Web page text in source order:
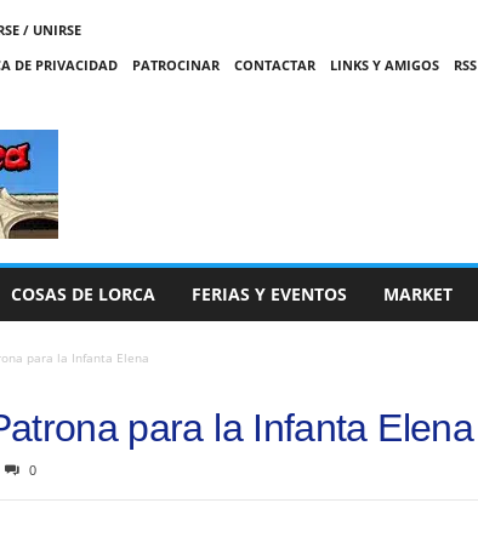
/ UNIRSE
DE PRIVACIDAD PATROCINAR CONTACTAR LINKS Y AMIGOS RSS
COSAS DE LORCA FERIAS Y EVENTOS MARKET
para la Infanta Elena
para la Infanta Elena
0